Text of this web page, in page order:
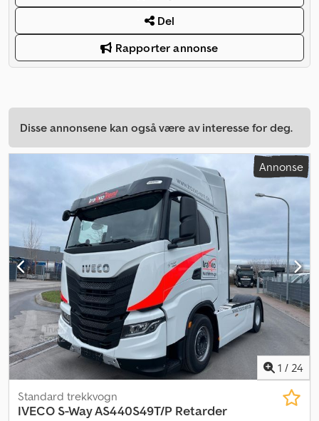
Del
Rapporter annonse
Disse annonsene kan også være av interesse for deg.
Annonse
1 / 24
Standard trekkvogn
IVECO S-Way AS440S49T/P Retarder